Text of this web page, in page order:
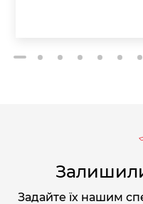
2 3 4 5 6 7
Задайте їх нашим